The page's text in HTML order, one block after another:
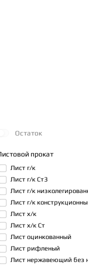
Остаток
прокат
Лист г/к
Лист г/к Ст3
Лист г/к
Лист г/к
Лист х/к
Лист х/к Ст
Лист оцинкованный
Лист рифленый
Лист нержавеющий без